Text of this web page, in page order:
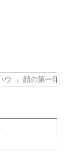
ウ 顔の第一印